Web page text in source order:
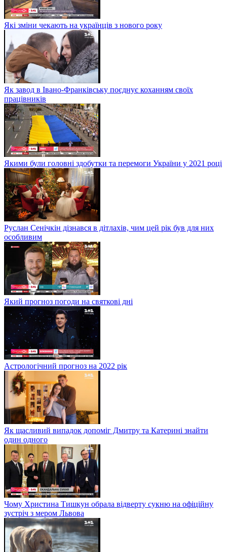
Які зміни чекають на українців з нового року
Як завод в Івано-Франківську поєднує коханням своїх
працівників
Якими були головні здобутки та перемоги України у 2021 році
Руслан Сенічкін дізнався в дітлахів, чим цей рік був для них
особливим
Який прогноз погоди на святкові дні
Астрологічний прогноз на 2022 рік
Як щасливий випадок допоміг Дмитру та Катерині знайти
один одного
Чому Христина Тишкун обрала відверту сукню на офіційну
зустріч з мером Львова